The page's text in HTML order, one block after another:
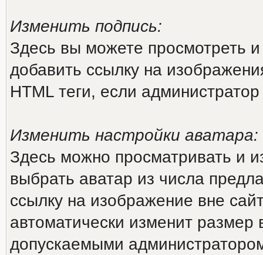
Изменить подпись:
Здесь вы можете просмотреть
добавить ссылку на
HTML теги, если
Изменить настройки аватара:
Здесь можно просматривать и
выбрать аватар из числа
ссылку на изображение вне
автоматически изменит размер
допускаемыми